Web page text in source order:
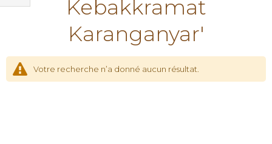
Kebakkramat
Karanganyar'
Votre recherche n’a donné aucun résultat.
Filtrer